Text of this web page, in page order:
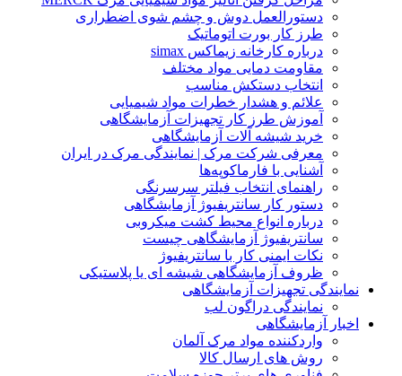
دستورالعمل دوش و چشم شوی اضطراری
طرز کار بورت اتوماتیک
درباره کارخانه زیماکس simax
مقاومت دمایی مواد مختلف
انتخاب دستکش مناسب
علائم و هشدار خطرات مواد شیمیایی
آموزش طرز کار تجهیزات آزمایشگاهی
خرید شیشه آلات آزمایشگاهی
معرفی شرکت مرک | نمایندگی مرک در ایران
آشنایی با فارماکوپه‌ها
راهنمای انتخاب فیلتر سرسرنگی
دستور کار سانتریفیوژ آزمایشگاهی
درباره انواع محیط کشت میکروبی
سانتریفیوژ آزمایشگاهی چیست
نکات ایمنی کار با سانتریفیوژ
ظروف آزمایشگاهی شیشه ای یا پلاستیکی
تجهیزات آزمایشگاهی
نمایندگی دراگون لب
آزمایشگاهی
واردکننده مواد مرک آلمان
روش های ارسال کالا